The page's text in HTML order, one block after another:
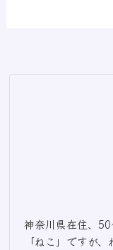
神奈川県在住、
「ねこ」ですが